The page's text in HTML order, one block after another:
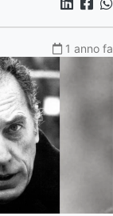
1 anno fa